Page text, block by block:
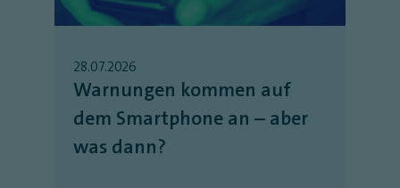
28.07.2026
Warnungen kommen auf
dem Smartphone an – aber
was dann?